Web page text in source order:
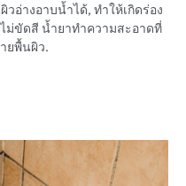
อ่างอาบน้ำได้, ทำให้เกิดร่อง
ม่ขัดสี น้ำยาทำความสะอาดที่
ยพื้นผิว.